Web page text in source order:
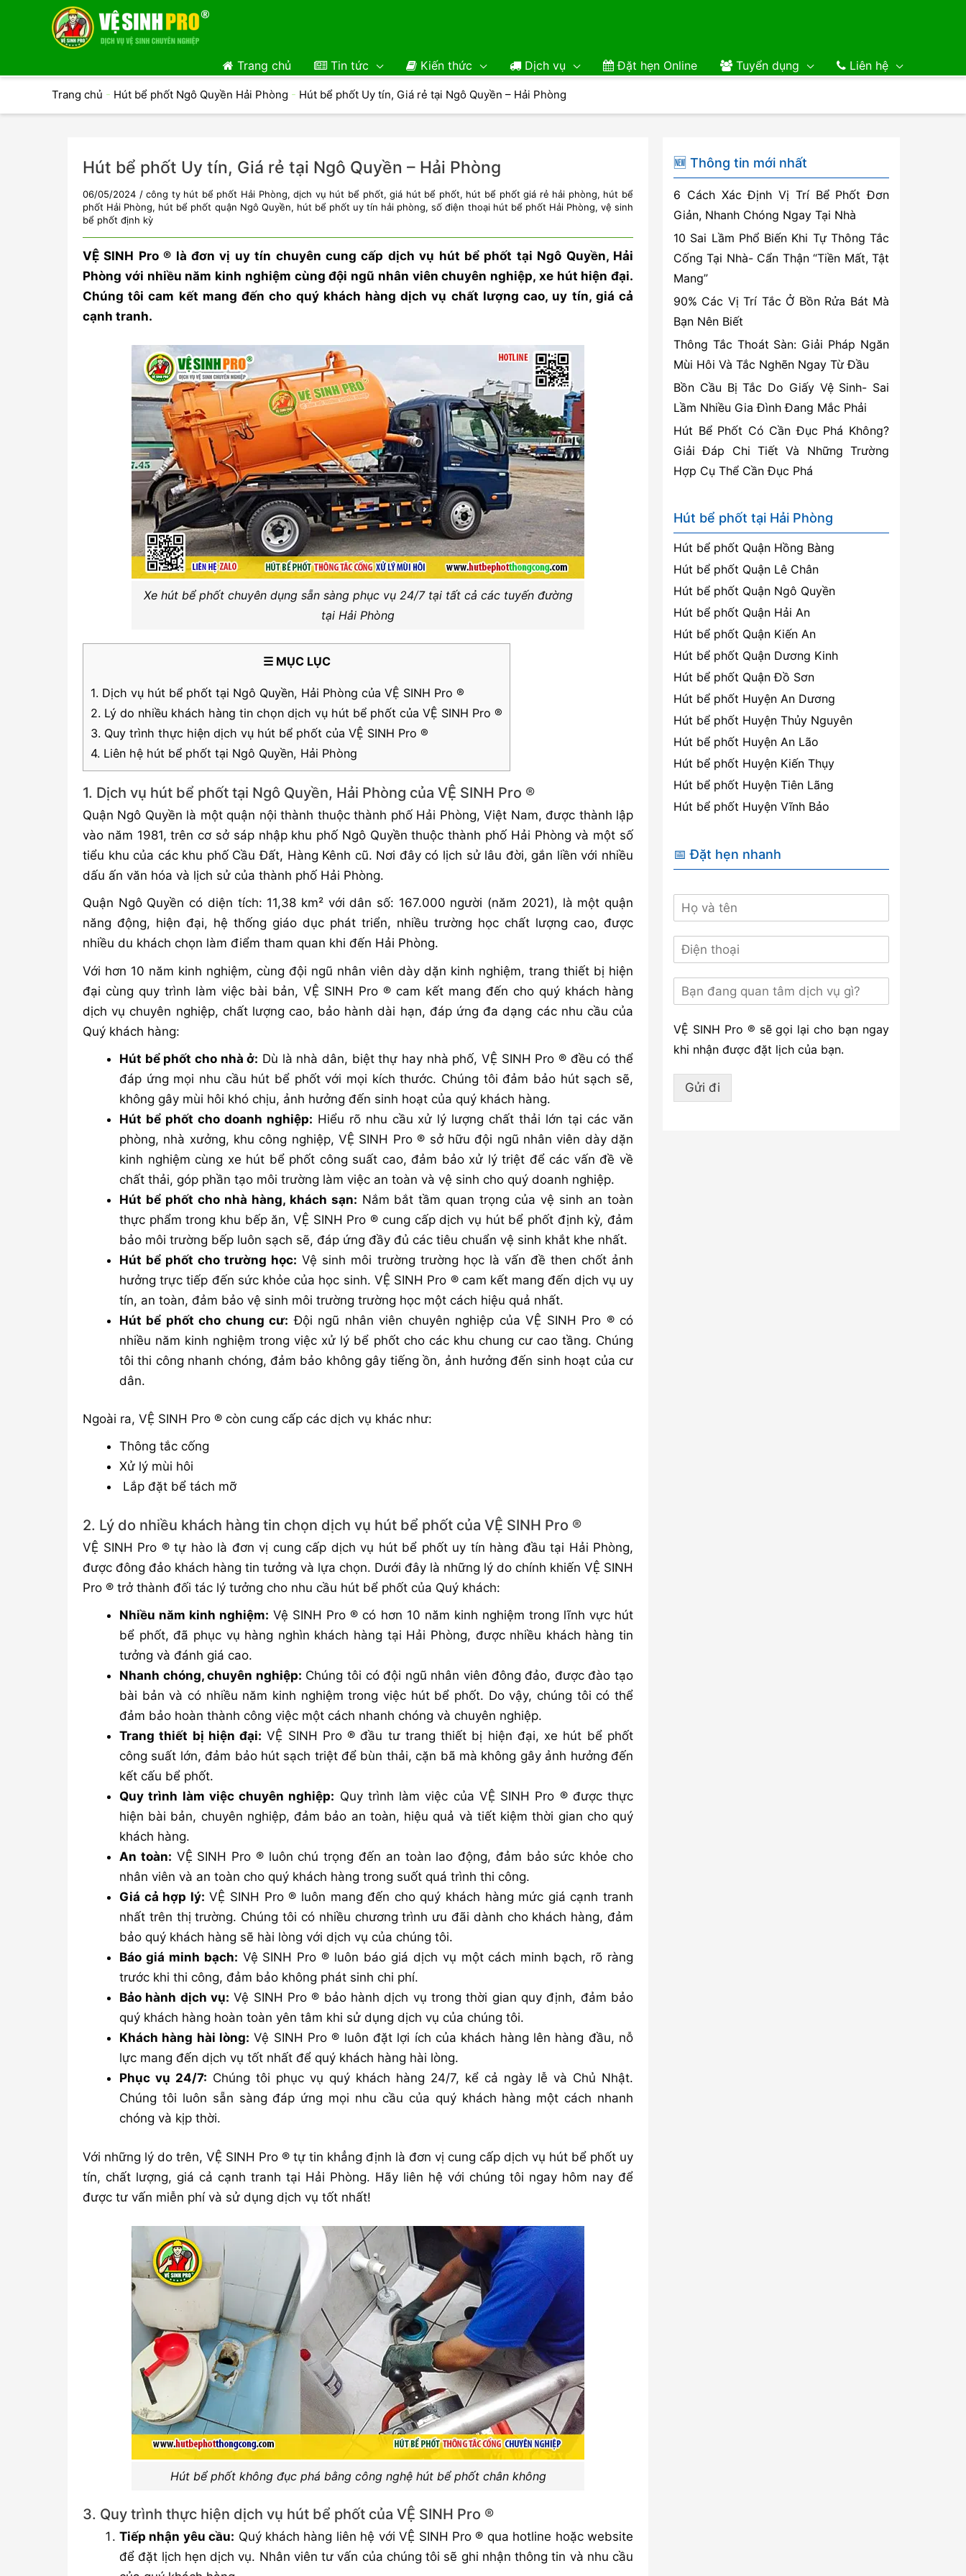
Trang chủ Tin tức Kiến thức Dịch vụ Đặt hẹn Online Tuyển dụng Liên hệ
Trang chủ - Hút bể phốt Ngô Quyền Hải Phòng - Hút bể phốt Uy tín, Giá rẻ tại Ngô Quyền – Hải Phòng
Hút bể phốt Uy tín, Giá rẻ tại Ngô Quyền – Hải Phòng
06/05/2024 /công ty hút bể phốt Hải Phòng,dịch vụ hút bể phốt,giá hút bể phốt, hút bể phốt giá rẻ hải phòng, hút bể
phốt Hải Phòng, hút bể phốt quận Ngô Quyền, hút bể phốt uy tín hải phòng,số điện thoại hút bể phốt Hải Phòng, vệ sinh
bể phốt định kỳ
VỆ SINH Pro ® là đơn vị uy tín chuyên cung cấp dịch vụ hút bể phốt tại Ngô Quyền, Hải
Phòng với nhiều năm kinh nghiệm cùng đội ngũ nhân viên chuyên nghiệp, xe hút hiện đại.
Chúng tôi cam kết mang đến cho quý khách hàng dịch vụ chất lượng cao, uy tín, giá cả
cạnh tranh.
Xe hút bể phốt chuyên dụng sẵn sàng phục vụ 24/7 tại tất cả các tuyến đường
tại Hải Phòng
☰ MỤC LỤC
1. Dịch vụ hút bể phốt tại Ngô Quyền, Hải Phòng của VỆ SINH Pro ®
2. Lý do nhiều khách hàng tin chọn dịch vụ hút bể phốt của VỆ SINH Pro ®
3. Quy trình thực hiện dịch vụ hút bể phốt của VỆ SINH Pro ®
4. Liên hệ hút bể phốt tại Ngô Quyền, Hải Phòng
1. Dịch vụ hút bể phốt tại Ngô Quyền, Hải Phòng của VỆ SINH Pro ®
Quận Ngô Quyền là một quận nội thành thuộc thành phố Hải Phòng, Việt Nam, được thành lập
vào năm 1981, trên cơ sở sáp nhập khu phố Ngô Quyền thuộc thành phố Hải Phòng và một số
tiểu khu của các khu phố Cầu Đất, Hàng Kênh cũ. Nơi đây có lịch sử lâu đời, gắn liền với nhiều
dấu ấn văn hóa và lịch sử của thành phố Hải Phòng.
Quận Ngô Quyền có diện tích: 11,38 km² với dân số: 167.000 người (năm 2021), là một quận
năng động, hiện đại, hệ thống giáo dục phát triển, nhiều trường học chất lượng cao, được
nhiều du khách chọn làm điểm tham quan khi đến Hải Phòng.
Với hơn 10 năm kinh nghiệm, cùng đội ngũ nhân viên dày dặn kinh nghiệm, trang thiết bị hiện
đại cùng quy trình làm việc bài bản, VỆ SINH Pro ® cam kết mang đến cho quý khách hàng
dịch vụ chuyên nghiệp, chất lượng cao, bảo hành dài hạn, đáp ứng đa dạng các nhu cầu của
Quý khách hàng:
Hút bể phốt cho nhà ở: Dù là nhà dân, biệt thự hay nhà phố, VỆ SINH Pro ® đều có thể
đáp ứng mọi nhu cầu hút bể phốt với mọi kích thước. Chúng tôi đảm bảo hút sạch sẽ,
không gây mùi hôi khó chịu, ảnh hưởng đến sinh hoạt của quý khách hàng.
Hút bể phốt cho doanh nghiệp: Hiểu rõ nhu cầu xử lý lượng chất thải lớn tại các văn
phòng, nhà xưởng, khu công nghiệp, VỆ SINH Pro ® sở hữu đội ngũ nhân viên dày dặn
kinh nghiệm cùng xe hút bể phốt công suất cao, đảm bảo xử lý triệt để các vấn đề về
chất thải, góp phần tạo môi trường làm việc an toàn và vệ sinh cho quý doanh nghiệp.
Hút bể phốt cho nhà hàng, khách sạn: Nắm bắt tầm quan trọng của vệ sinh an toàn
thực phẩm trong khu bếp ăn, VỆ SINH Pro ® cung cấp dịch vụ hút bể phốt định kỳ, đảm
bảo môi trường bếp luôn sạch sẽ, đáp ứng đầy đủ các tiêu chuẩn vệ sinh khắt khe nhất.
Hút bể phốt cho trường học: Vệ sinh môi trường trường học là vấn đề then chốt ảnh
hưởng trực tiếp đến sức khỏe của học sinh. VỆ SINH Pro ® cam kết mang đến dịch vụ uy
tín, an toàn, đảm bảo vệ sinh môi trường trường học một cách hiệu quả nhất.
Hút bể phốt cho chung cư: Đội ngũ nhân viên chuyên nghiệp của VỆ SINH Pro ® có
nhiều năm kinh nghiệm trong việc xử lý bể phốt cho các khu chung cư cao tầng. Chúng
tôi thi công nhanh chóng, đảm bảo không gây tiếng ồn, ảnh hưởng đến sinh hoạt của cư
dân.
Ngoài ra, VỆ SINH Pro ® còn cung cấp các dịch vụ khác như:
Thông tắc cống
Xử lý mùi hôi
Lắp đặt bể tách mỡ
2. Lý do nhiều khách hàng tin chọn dịch vụ hút bể phốt của VỆ SINH Pro ®
VỆ SINH Pro ® tự hào là đơn vị cung cấp dịch vụ hút bể phốt uy tín hàng đầu tại Hải Phòng,
được đông đảo khách hàng tin tưởng và lựa chọn. Dưới đây là những lý do chính khiến VỆ SINH
Pro ® trở thành đối tác lý tưởng cho nhu cầu hút bể phốt của Quý khách:
Nhiều năm kinh nghiệm: Vệ SINH Pro ® có hơn 10 năm kinh nghiệm trong lĩnh vực hút
bể phốt, đã phục vụ hàng nghìn khách hàng tại Hải Phòng, được nhiều khách hàng tin
tưởng và đánh giá cao.
Nhanh chóng, chuyên nghiệp: Chúng tôi có đội ngũ nhân viên đông đảo, được đào tạo
bài bản và có nhiều năm kinh nghiệm trong việc hút bể phốt. Do vậy, chúng tôi có thể
đảm bảo hoàn thành công việc một cách nhanh chóng và chuyên nghiệp.
Trang thiết bị hiện đại: VỆ SINH Pro ® đầu tư trang thiết bị hiện đại, xe hút bể phốt
công suất lớn, đảm bảo hút sạch triệt để bùn thải, cặn bã mà không gây ảnh hưởng đến
kết cấu bể phốt.
Quy trình làm việc chuyên nghiệp: Quy trình làm việc của VỆ SINH Pro ® được thực
hiện bài bản, chuyên nghiệp, đảm bảo an toàn, hiệu quả và tiết kiệm thời gian cho quý
khách hàng.
An toàn: VỆ SINH Pro ® luôn chú trọng đến an toàn lao động, đảm bảo sức khỏe cho
nhân viên và an toàn cho quý khách hàng trong suốt quá trình thi công.
Giá cả hợp lý: VỆ SINH Pro ® luôn mang đến cho quý khách hàng mức giá cạnh tranh
nhất trên thị trường. Chúng tôi có nhiều chương trình ưu đãi dành cho khách hàng, đảm
bảo quý khách hàng sẽ hài lòng với dịch vụ của chúng tôi.
Báo giá minh bạch: Vệ SINH Pro ® luôn báo giá dịch vụ một cách minh bạch, rõ ràng
trước khi thi công, đảm bảo không phát sinh chi phí.
Bảo hành dịch vụ: Vệ SINH Pro ® bảo hành dịch vụ trong thời gian quy định, đảm bảo
quý khách hàng hoàn toàn yên tâm khi sử dụng dịch vụ của chúng tôi.
Khách hàng hài lòng: Vệ SINH Pro ® luôn đặt lợi ích của khách hàng lên hàng đầu, nỗ
lực mang đến dịch vụ tốt nhất để quý khách hàng hài lòng.
Phục vụ 24/7: Chúng tôi phục vụ quý khách hàng 24/7, kể cả ngày lễ và Chủ Nhật.
Chúng tôi luôn sẵn sàng đáp ứng mọi nhu cầu của quý khách hàng một cách nhanh
chóng và kịp thời.
Với những lý do trên, VỆ SINH Pro ® tự tin khẳng định là đơn vị cung cấp dịch vụ hút bể phốt uy
tín, chất lượng, giá cả cạnh tranh tại Hải Phòng. Hãy liên hệ với chúng tôi ngay hôm nay để
được tư vấn miễn phí và sử dụng dịch vụ tốt nhất!
Hút bể phốt không đục phá bằng công nghệ hút bể phốt chân không
3. Quy trình thực hiện dịch vụ hút bể phốt của VỆ SINH Pro ®
Tiếp nhận yêu cầu: Quý khách hàng liên hệ với VỆ SINH Pro ® qua hotline hoặc website
để đặt lịch hẹn dịch vụ. Nhân viên tư vấn của chúng tôi sẽ ghi nhận thông tin và nhu cầu
🆕 Thông tin mới nhất
6 Cách Xác Định Vị Trí Bể Phốt Đơn
Giản, Nhanh Chóng Ngay Tại Nhà
10 Sai Lầm Phổ Biến Khi Tự Thông Tắc
Cống Tại Nhà- Cẩn Thận “Tiền Mất, Tật
Mang”
90% Các Vị Trí Tắc Ở Bồn Rửa Bát Mà
Bạn Nên Biết
Thông Tắc Thoát Sàn: Giải Pháp Ngăn
Mùi Hôi Và Tắc Nghẽn Ngay Từ Đầu
Bồn Cầu Bị Tắc Do Giấy Vệ Sinh- Sai
Lầm Nhiều Gia Đình Đang Mắc Phải
Hút Bể Phốt Có Cần Đục Phá Không?
Giải Đáp Chi Tiết Và Những Trường
Hợp Cụ Thể Cần Đục Phá
Hút bể phốt tại Hải Phòng
Hút bể phốt Quận Hồng Bàng
Hút bể phốt Quận Lê Chân
Hút bể phốt Quận Ngô Quyền
Hút bể phốt Quận Hải An
Hút bể phốt Quận Kiến An
Hút bể phốt Quận Dương Kinh
Hút bể phốt Quận Đồ Sơn
Hút bể phốt Huyện An Dương
Hút bể phốt Huyện Thủy Nguyên
Hút bể phốt Huyện An Lão
Hút bể phốt Huyện Kiến Thụy
Hút bể phốt Huyện Tiên Lãng
Hút bể phốt Huyện Vĩnh Bảo
📅 Đặt hẹn nhanh
VỆ SINH Pro ® sẽ gọi lại cho bạn ngay
khi nhận được đặt lịch của bạn.
Gửi đi